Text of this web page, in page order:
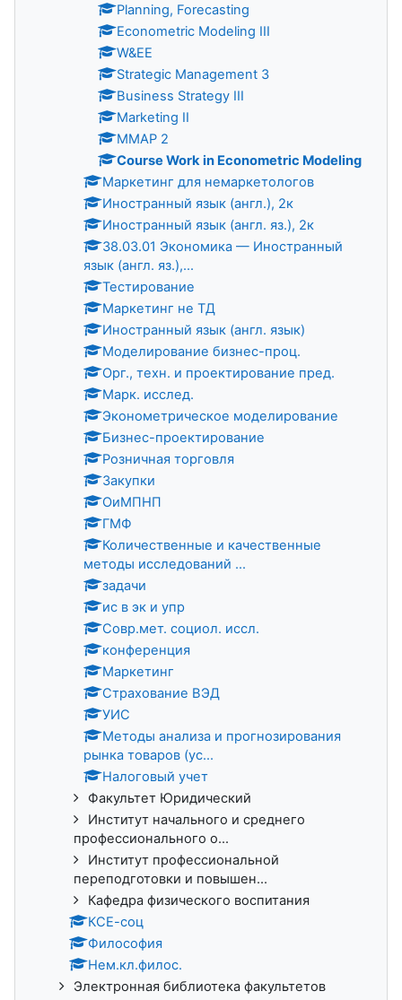
Planning, Forecasting
Econometric Modeling III
W&EE
Strategic Management 3
Business Strategy III
Marketing II
MMAP 2
Course Work in Econometric Modeling
Маркетинг для немаркетологов
Иностранный язык (англ.), 2к
Иностранный язык (англ. яз.), 2к
38.03.01 Экономика — Иностранный
язык (англ. яз.),...
Тестирование
Маркетинг не ТД
Иностранный язык (англ. язык)
Моделирование бизнес-проц.
Орг., техн. и проектирование пред.
Марк. исслед.
Эконометрическое моделирование
Бизнес-проектирование
Розничная торговля
Закупки
ОиМПНП
ГМФ
Количественные и качественные
методы исследований ...
задачи
ис в эк и упр
Совр.мет. социол. иссл.
конференция
Маркетинг
Страхование ВЭД
УИС
Методы анализа и прогнозирования
рынка товаров (ус...
Налоговый учет
Факультет Юридический
Институт начального и среднего
профессионального о...
Институт профессиональной
переподготовки и повышен...
Кафедра физического воспитания
КСЕ-соц
Философия
Нем.кл.филос.
Электронная библиотека факультетов